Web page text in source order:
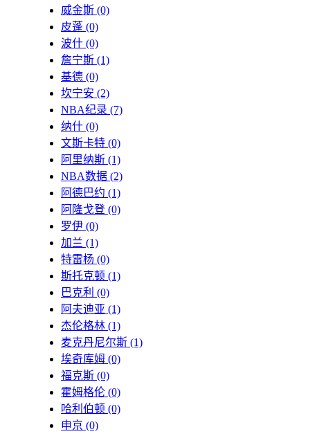
威金斯 (0)
皮蓬 (0)
波什 (0)
詹宁斯 (1)
基德 (0)
坎宁安 (2)
NBA纪录 (7)
纳什 (0)
文斯卡特 (0)
阿里纳斯 (1)
NBA数据 (2)
阿德巴约 (1)
阿隆戈登 (0)
罗伊 (0)
加兰 (1)
特雷杨 (0)
斯托克顿 (1)
巴克利 (0)
阿夫迪亚 (1)
杰伦格林 (1)
麦克丹尼尔斯 (1)
埃奇库姆 (0)
福克斯 (0)
霍姆格伦 (0)
哈利伯顿 (0)
申京 (0)